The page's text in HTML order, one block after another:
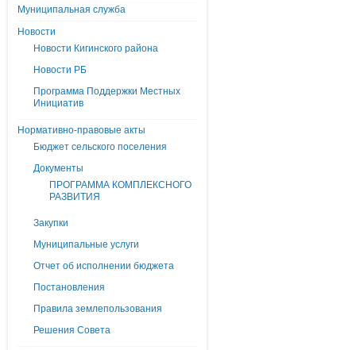
Муниципальная служба
Новости
Новости Кигинского района
Новости РБ
Программа Поддержки Местных
Инициатив
Нормативно-правовые акты
Бюджет сельского поселения
Документы
ПРОГРАММА КОМПЛЕКСНОГО
РАЗВИТИЯ
Закупки
Муниципальные услуги
Отчет об исполнении бюджета
Постановления
Правила землепользования
Решения Совета